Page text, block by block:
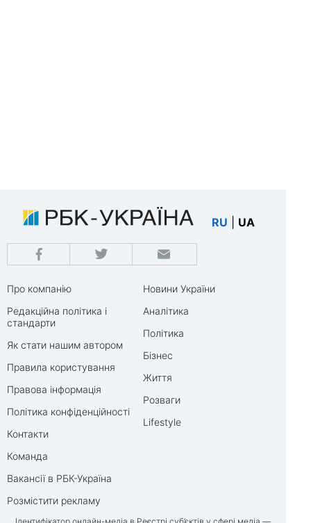
RU UA
Про компанію
Редакційна політика і
стандарти
Як стати нашим автором
Правила користування
Правова інформація
Політика конфіденційності
Контакти
Команда
Вакансії в РБК-Україна
Розмістити рекламу
Новини України
Аналітика
Політика
Бізнес
Життя
Розваги
Lifestyle